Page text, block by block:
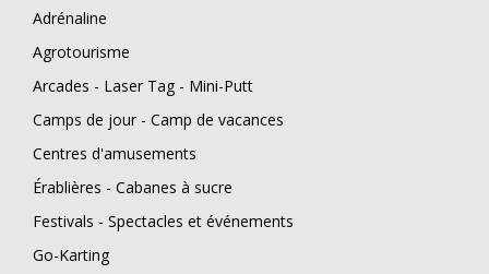
Adrénaline
Agrotourisme
Arcades - Laser Tag - Mini-Putt
Camps de jour - Camp de vacances
Centres d'amusements
Érablières - Cabanes à sucre
Festivals - Spectacles et événements
Go-Karting